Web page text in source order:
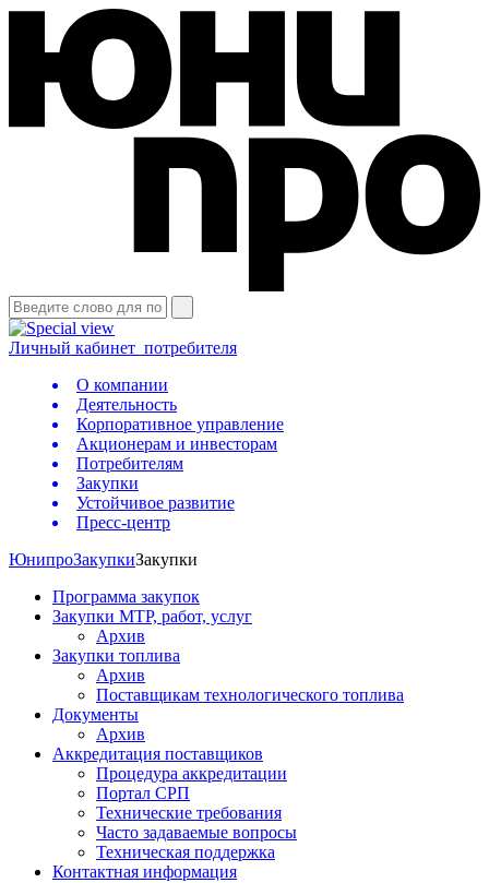
Личный кабинет потребителя
О компании
Деятельность
Корпоративное управление
Акционерам и инвесторам
Потребителям
Закупки
Устойчивое развитие
Пресс-центр
ЮнипроЗакупкиЗакупки
Программа закупок
Закупки МТР, работ, услуг
Архив
Закупки топлива
Архив
Поставщикам технологического топлива
Документы
Архив
Аккредитация поставщиков
Процедура аккредитации
Портал СРП
Технические требования
Часто задаваемые вопросы
Техническая поддержка
Контактная информация